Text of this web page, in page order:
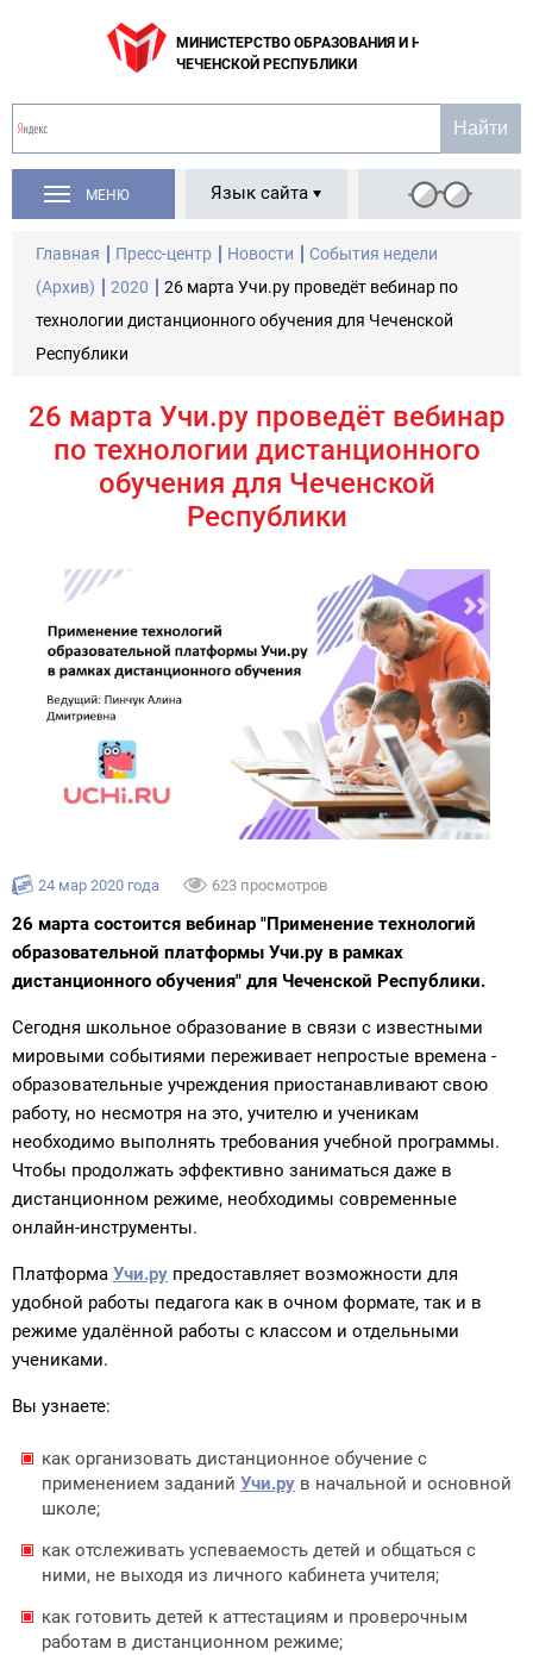
МИНИСТЕРСТВО ОБРАЗОВАНИЯ И НАУКИ
ЧЕЧЕНСКОЙ РЕСПУБЛИКИ
МЕНЮ Язык сайта
Главная Пресс-центр Новости
События недели
(Архив)
2020
26 марта Учи.ру проведёт вебинар по
технологии дистанционного обучения для Чеченской
Республики
26 марта Учи.ру проведёт вебинар
по технологии дистанционного
обучения для Чеченской
Республики
24 мар 2020 года 623 просмотров
26 марта состоится вебинар "Применение технологий
образовательной платформы Учи.ру в рамках
дистанционного обучения" для Чеченской Республики.
Сегодня школьное образование в связи с известными
мировыми событиями переживает непростые времена -
образовательные учреждения приостанавливают свою
работу, но несмотря на это, учителю и ученикам
необходимо выполнять требования учебной программы.
Чтобы продолжать эффективно заниматься даже в
дистанционном режиме, необходимы современные
онлайн-инструменты.
Платформа Учи.ру предоставляет возможности для
удобной работы педагога как в очном формате, так и в
режиме удалённой работы с классом и отдельными
учениками.
Вы узнаете:
как организовать дистанционное обучение с
применением заданий Учи.ру в начальной и основной
школе;
как отслеживать успеваемость детей и общаться с
ними, не выходя из личного кабинета учителя;
как готовить детей к аттестациям и проверочным
работам в дистанционном режиме;